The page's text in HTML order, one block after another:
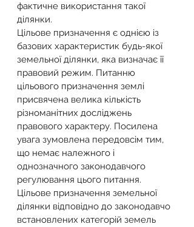
фактичне використання такої
ділянки.
Цільове призначення є однією із
базових характеристик будь-якої
земельної ділянки, яка визначає її
правовий режим. Питанню
цільового призначення землі
присвячена велика кількість
різноманітних досліджень
правового характеру. Посилена
увага зумовлена передовсім тим,
що немає належного і
однозначного законодавчого
регулювання цього питання.
Цільове призначення земельної
ділянки відповідно до законодавчо
встановлених категорій земель